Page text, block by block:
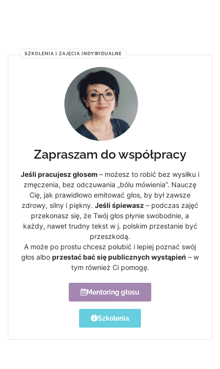
Zapraszam do współpracy
Jeśli pracujesz głosem – możesz to robić bez wysiłku i
zmęczenia, bez odczuwania „bólu mówienia”. Nauczę
Cię, jak prawidłowo emitować głos, by był zawsze
zdrowy, silny i piękny. Jeśli śpiewasz – podczas zajęć
przekonasz się, że Twój głos płynie swobodnie, a
każdy, nawet trudny tekst w j. polskim przestanie być
przeszkodą.
A może po prostu chcesz polubić i lepiej poznać swój
głos albo przestać bać się publicznych wystąpień – w
tym również Ci pomogę.
Mentoring głosu
Szkolenia
SZKOLENIA I ZAJĘCIA INDYWIDUALNE